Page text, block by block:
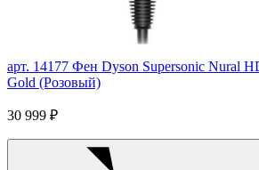
арт. 14177 Фен Dyson Supersonic Nural
Gold (Розовый)
30 999 ₽